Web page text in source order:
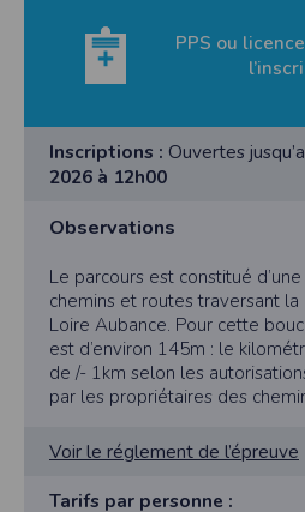
PPS ou
Inscriptions : Ouvertes
2026 à 12h00
Observations
Le parcours est constitué
chemins et routes traversant
Loire Aubance. Pour cette
est d’environ 145m : le
de /- 1km selon les
par les propriétaires des
Voir le réglement de l’épreuve
Tarifs par personne :